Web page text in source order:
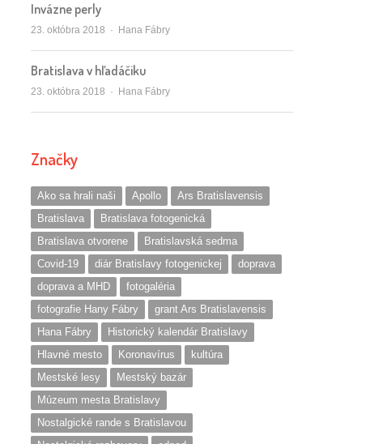
Invázne perly
23. októbra 2018 Autor/ka
Hana Fábry
Bratislava v hľadáčiku
23. októbra 2018 Autor/ka
Hana Fábry
Značky
Ako sa hrali naši Apollo
Ars Bratislavensis
Bratislava
Bratislava fotogenická
Bratislava otvorene
Bratislavská sedma
Covid-19
diár Bratislavy fotogenickej
doprava
doprava a MHD
fotogaléria
fotografie Hany Fábry
grant Ars Bratislavensis
Hana Fábry
Historický kalendár Bratislavy
Hlavné mesto
Koronavírus
kultúra
Mestské lesy
Mestský bazár
Múzeum mesta Bratislavy
Nostalgické rande s Bratislavou